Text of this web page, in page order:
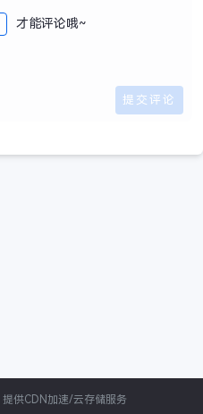
才能评论哦~
提供CDN加速/云存储服务